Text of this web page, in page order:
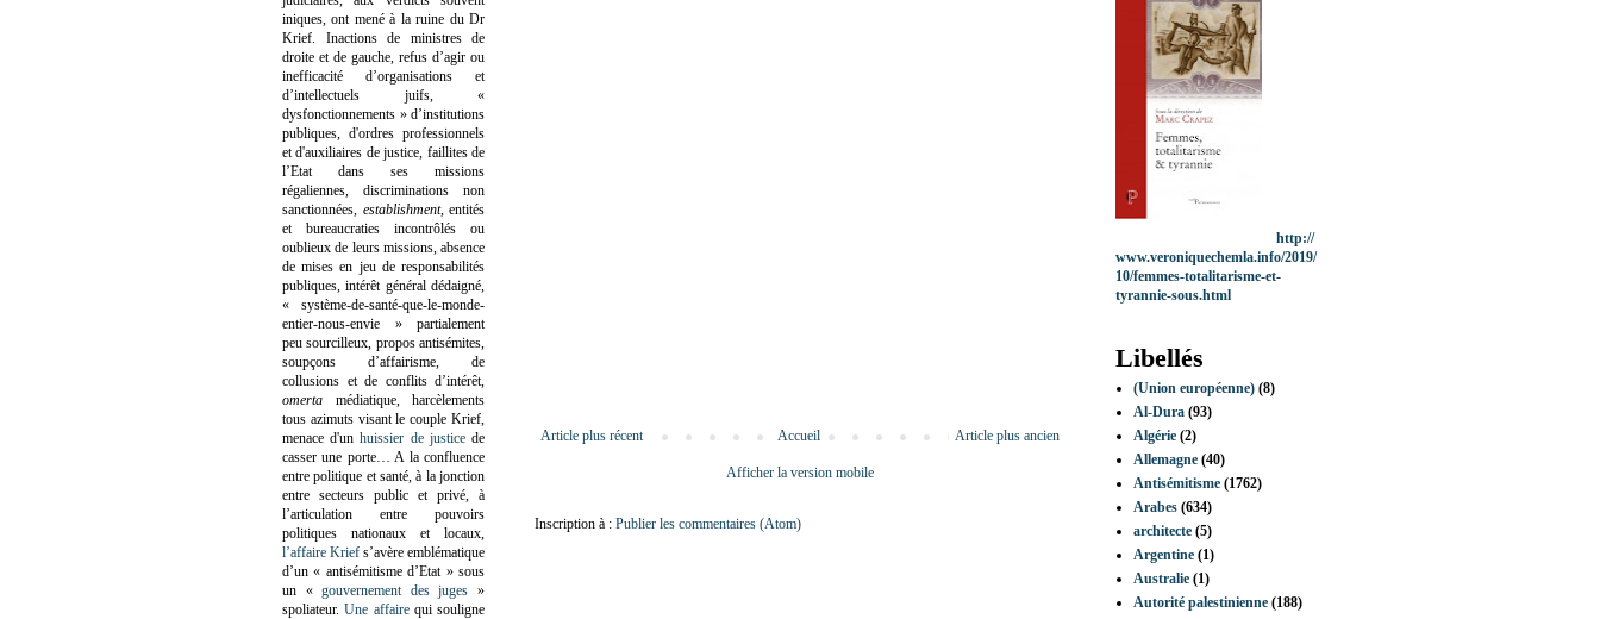
Article plus récent Article plus ancien
Accueil
Afficher la version mobile
Inscription à : Publier les commentaires (Atom)
iniques, ont mené à la ruine du Dr
Krief. Inactions de ministres de
droite et de gauche, refus d’agir ou
inefficacité d’organisations et
d’intellectuels juifs, «
dysfonctionnements » d’institutions
publiques, d'ordres professionnels
et d'auxiliaires de justice, faillites de
l’Etat dans ses missions
régaliennes, discriminations non
sanctionnées, establishment, entités
et bureaucraties incontrôlés ou
oublieux de leurs missions, absence
de mises en jeu de responsabilités
publiques, intérêt général dédaigné,
« système-de-santé-que-le-monde-
entier-nous-envie » partialement
peu sourcilleux, propos antisémites,
soupçons d’affairisme, de
collusions et de conflits d’intérêt,
omerta médiatique, harcèlements
tous azimuts visant le couple Krief,
menace d'unhuissier de justicede
casser une porte… A la confluence
entre politique et santé, à la jonction
entre secteurs public et privé, à
l’articulation entre pouvoirs
politiques nationaux et locaux,
l’affaire Krief s’avère emblématique
d’un « antisémitisme d’Etat » sous
un «gouvernement des juges »
spoliateur.Une affairequi souligne
http://
www.veroniquechemla.info/2019/
10/femmes-totalitarisme-et-
tyrannie-sous.html
Libellés
(Union européenne) (8)
Al-Dura (93)
Algérie (2)
Allemagne (40)
Antisémitisme (1762)
Arabes (634)
architecte (5)
Argentine (1)
Australie (1)
Autorité palestinienne (188)